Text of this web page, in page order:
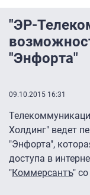
"ЭР-
"Энфорта"
09.10.2015 16:31
Холдинг" ведет
"Энфорта",
доступа в
"Коммерсантъ"